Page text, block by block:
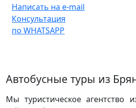
Написать на e-mail
Консультация
по WHATSAPP
Автобусные туры из
Мы туристическое агентство